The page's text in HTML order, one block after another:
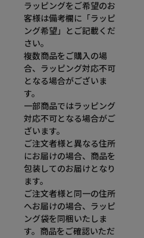
ラッピングをご希望のお
客様は備考欄に「ラッピ
ング希望」とご記載くだ
さい。
複数商品をご購入の場
合、ラッピング対応不可
となる場合がございま
す。
一部商品ではラッピング
対応不可となる場合がご
ざいます。
ご注文者様と異なる住所
にお届けの場合、商品を
包装してのお届けとなり
ます。
ご注文者様と同一の住所
へお届けの場合、ラッピ
ング袋を同梱いたしま
す。商品をご確認いただ